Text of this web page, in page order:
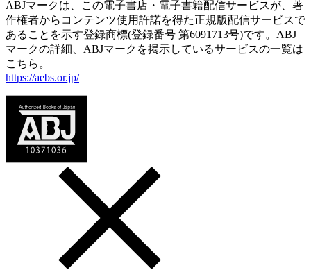
ABJマークは、この電子書店・電子書籍配信サービスが、著
作権者からコンテンツ使用許諾を得た正規版配信サービスで
あることを示す登録商標(登録番号 第6091713号)です。ABJ
マークの詳細、ABJマークを掲示しているサービスの一覧は
こちら。
https://aebs.or.jp/